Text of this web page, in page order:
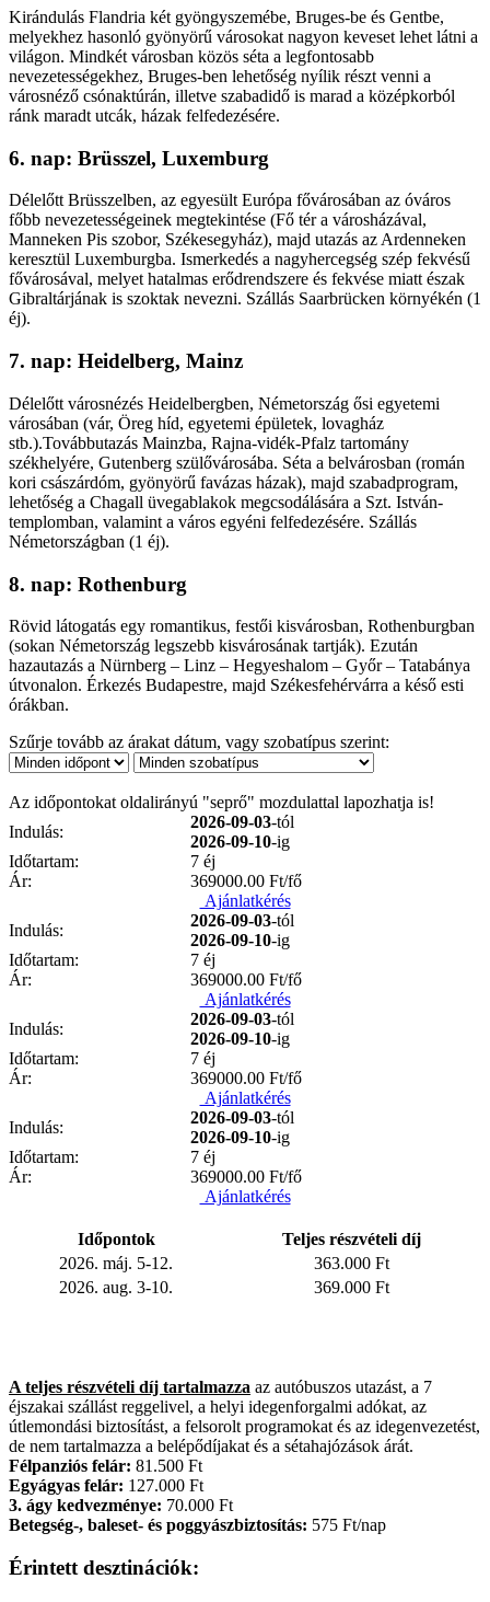
Kirándulás Flandria két gyöngyszemébe, Bruges-be és Gentbe,
melyekhez hasonló gyönyörű városokat nagyon keveset lehet látni a
világon. Mindkét városban közös séta a legfontosabb
nevezetességekhez, Bruges-ben lehetőség nyílik részt venni a
városnéző csónaktúrán, illetve szabadidő is marad a középkorból
ránk maradt utcák, házak felfedezésére.
6. nap: Brüsszel, Luxemburg
Délelőtt Brüsszelben, az egyesült Európa fővárosában az óváros
főbb nevezetességeinek megtekintése (Fő tér a városházával,
Manneken Pis szobor, Székesegyház), majd utazás az Ardenneken
keresztül Luxemburgba. Ismerkedés a nagyhercegség szép fekvésű
fővárosával, melyet hatalmas erődrendszere és fekvése miatt észak
Gibraltárjának is szoktak nevezni. Szállás Saarbrücken környékén (1
éj).
7. nap: Heidelberg, Mainz
Délelőtt városnézés Heidelbergben, Németország ősi egyetemi
városában (vár, Öreg híd, egyetemi épületek, lovagház
stb.).Továbbutazás Mainzba, Rajna-vidék-Pfalz tartomány
székhelyére, Gutenberg szülővárosába. Séta a belvárosban (román
kori császárdóm, gyönyörű favázas házak), majd szabadprogram,
lehetőség a Chagall üvegablakok megcsodálására a Szt. István-
templomban, valamint a város egyéni felfedezésére. Szállás
Németországban (1 éj).
8. nap: Rothenburg
Rövid látogatás egy romantikus, festői kisvárosban, Rothenburgban
(sokan Németország legszebb kisvárosának tartják). Ezután
hazautazás a Nürnberg – Linz – Hegyeshalom – Győr – Tatabánya
útvonalon. Érkezés Budapestre, majd Székesfehérvárra a késő esti
órákban.
Szűrje tovább az árakat dátum, vagy szobatípus szerint:
Az időpontokat oldalirányú "seprő" mozdulattal lapozhatja is!
Indulás:
2026-09-03-tól
2026-09-10-ig
Időtartam:
7 éj
Ár:
369000.00 Ft/fő
Ajánlatkérés
Indulás:
2026-09-03-tól
2026-09-10-ig
Időtartam:
7 éj
Ár:
369000.00 Ft/fő
Ajánlatkérés
Indulás:
2026-09-03-tól
2026-09-10-ig
Időtartam:
7 éj
Ár:
369000.00 Ft/fő
Ajánlatkérés
Indulás:
2026-09-03-tól
2026-09-10-ig
Időtartam:
7 éj
Ár:
369000.00 Ft/fő
Ajánlatkérés
Időpontok
Teljes részvételi díj
2026. máj. 5-12.
363.000 Ft
2026. aug. 3-10.
369.000 Ft
A teljes részvételi díj tartalmazza az autóbuszos utazást, a 7
éjszakai szállást reggelivel, a helyi idegenforgalmi adókat, az
útlemondási biztosítást, a felsorolt programokat és az idegenvezetést,
de nem tartalmazza a belépődíjakat és a sétahajózások árát.
Félpanziós felár: 81.500 Ft
Egyágyas felár: 127.000 Ft
3. ágy kedvezménye: 70.000 Ft
Betegség-, baleset- és poggyászbiztosítás: 575 Ft/nap
Érintett desztinációk: